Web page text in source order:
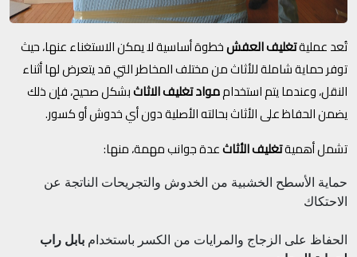
تُعد عمليةتغليف العفشخطوة أساسية لا يمكن الاستغناء عنها، حيث
توفر حماية شاملة للأثاث من مختلف المخاطر التي قد يتعرض لها أثناء
النقل، وعندما يتم استخداممواد تغليف الاثاثبشكل صحيح، فإن ذلك
يضمن الحفاظ على الأثاث بحالته الأصلية دون أي خدوش أو كسور.
تشمل أهميةتغليف الأثاثعدة جوانب مهمة، منها:
حماية الأسطح الخشبية من الخدوش والتجريحات الناتجة عن
الاحتكاك
الحفاظ على الزجاج والمرايات من الكسر باستخدام بابل راب